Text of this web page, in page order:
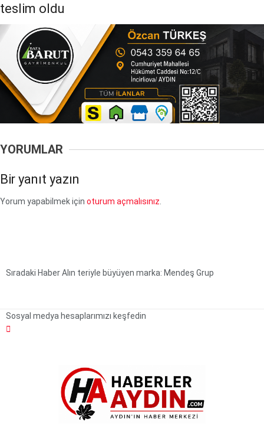
teslim oldu
YORUMLAR
Bir yanıt yazın
Yorum yapabilmek için oturum açmalısınız.
Sıradaki HaberAlın teriyle büyüyen marka: Mendeş Grup
Sosyal medya hesaplarımızı keşfedin